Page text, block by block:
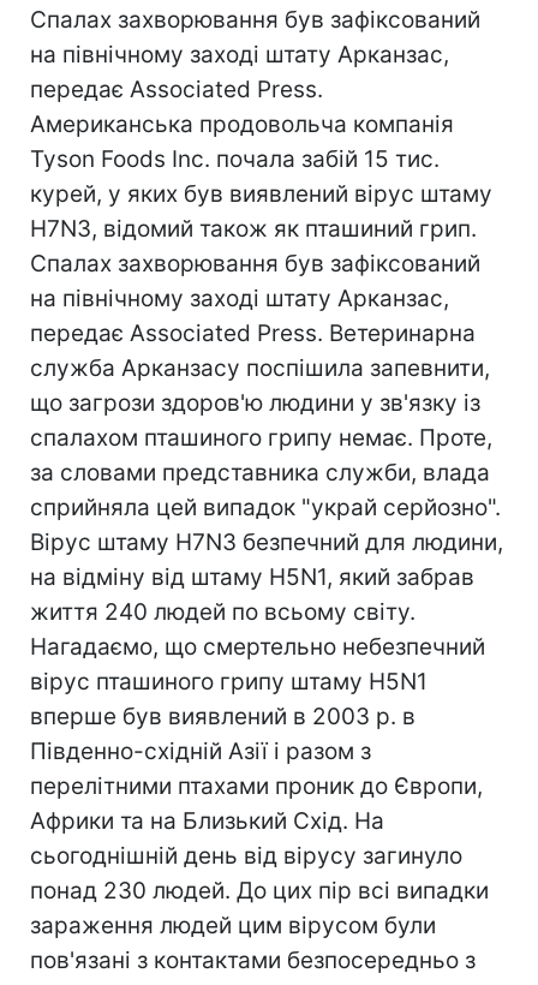
Спалах захворювання був зафіксований
на північному заході штату Арканзас,
передає Associated Press.
Американська продовольча компанія
Tyson Foods Inc. почала забій 15 тис.
курей, у яких був виявлений вірус штаму
H7N3, відомий також як пташиний грип.
Спалах захворювання був зафіксований
на північному заході штату Арканзас,
передає Associated Press. Ветеринарна
служба Арканзасу поспішила запевнити,
що загрози здоров'ю людини у зв'язку із
спалахом пташиного грипу немає. Проте,
за словами представника служби, влада
сприйняла цей випадок "украй серйозно".
Вірус штаму H7N3 безпечний для людини,
на відміну від штаму H5N1, який забрав
життя 240 людей по всьому світу.
Нагадаємо, що смертельно небезпечний
вірус пташиного грипу штаму H5N1
вперше був виявлений в 2003 р. в
Південно-східній Азії і разом з
перелітними птахами проник до Європи,
Африки та на Близький Схід. На
сьогоднішній день від вірусу загинуло
понад 230 людей. До цих пір всі випадки
зараження людей цим вірусом були
пов'язані з контактами безпосередньо з